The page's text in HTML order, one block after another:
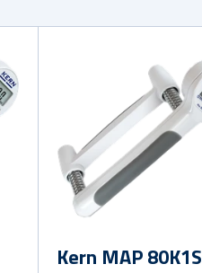
Kern MAP 80K1S